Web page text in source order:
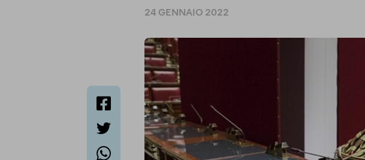
24 GENNAIO 2022